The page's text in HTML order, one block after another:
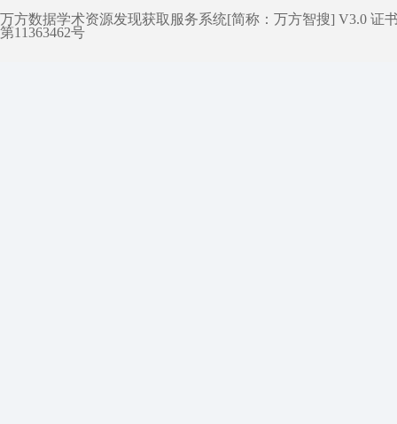
万方数据学术资源发现获取服务系统[简称：万方智搜] V3.0 证
第11363462号